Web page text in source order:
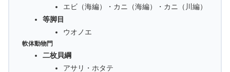
エビ（海編）・カニ（海編）・カニ（川編）
等脚目
ウオノエ
軟体動物門
二枚貝綱
アサリ・ホタテ